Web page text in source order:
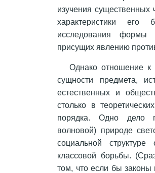
изучения существенных
характеристики
исследования формы
присущих явлению
Однако отношение к
сущности предмета,
естественных и
столько в
порядка. Одно дело
волновой) природе
социальной
классовой борьбы.
том, что если бы законы